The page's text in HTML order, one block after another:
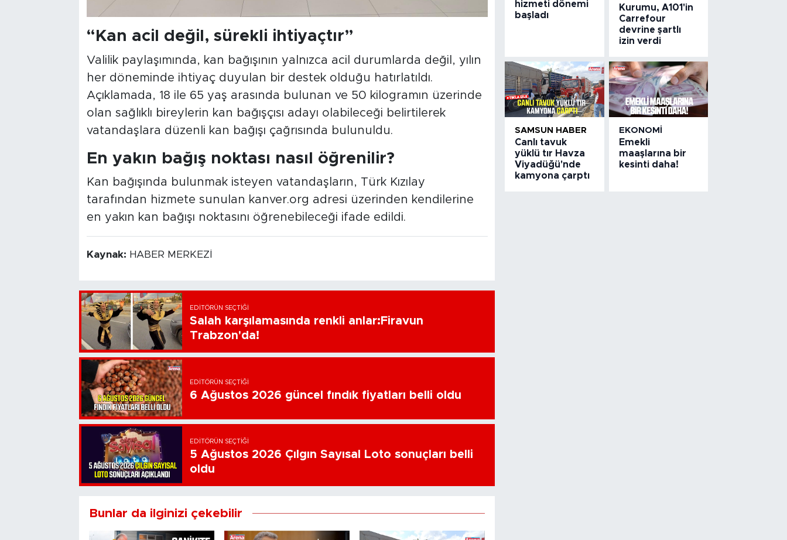
“Kan acil değil, sürekli ihtiyaçtır”
Valilik paylaşımında, kan bağışının yalnızca acil durumlarda değil, yılın
her döneminde ihtiyaç duyulan bir destek olduğu hatırlatıldı.
Açıklamada, 18 ile 65 yaş arasında bulunan ve 50 kilogramın üzerinde
olan sağlıklı bireylerin kan bağışçısı adayı olabileceği belirtilerek
vatandaşlara düzenli kan bağışı çağrısında bulunuldu.
En yakın bağış noktası nasıl öğrenilir?
Kan bağışında bulunmak isteyen vatandaşların, Türk Kızılay
tarafından hizmete sunulan kanver.org adresi üzerinden kendilerine
en yakın kan bağışı noktasını öğrenebileceği ifade edildi.
Kaynak: HABER MERKEZİ
EDITÖRÜN SEÇTIĞI
Salah karşılamasında renkli anlar:Firavun
Trabzon'da!
EDITÖRÜN SEÇTIĞI
6 Ağustos 2026 güncel fındık fiyatları belli oldu
EDITÖRÜN SEÇTIĞI
5 Ağustos 2026 Çılgın Sayısal Loto sonuçları belli
oldu
Bunlar da ilginizi çekebilir
hizmeti dönemi
başladı
Kurumu, A101'in
Carrefour
devrine şartlı
izin verdi
SAMSUN HABER
Canlı tavuk
yüklü tır Havza
Viyadüğü'nde
kamyona çarptı
EKONOMI
Emekli
maaşlarına bir
kesinti daha!